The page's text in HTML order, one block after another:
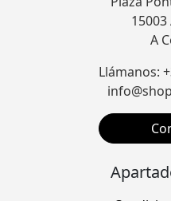
A
Llámanos: